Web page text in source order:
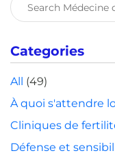
Rechercher :
Categories
All (49)
À quoi s'attendre
Cliniques de
Défense et